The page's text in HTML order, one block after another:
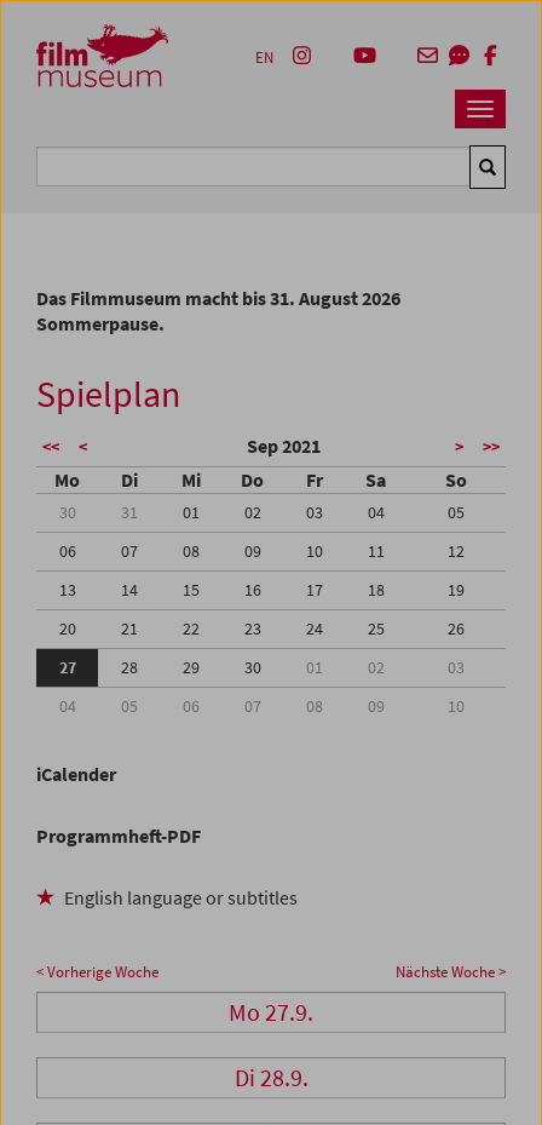
Zum Inhalt
Zum Hauptmenü
Zur Servicenavigation
Zum Suche
Navbar
EN
Das Filmmuseum macht bis 31. August 2026
Sommerpause.
Spielplan
<< < Sep 2021 > >>
Mo Di Mi Do Fr Sa So
30 31 01 02 03 04
05
06
07 08 09 10 11
12
13
14 15 16 17 18
19
20
21 22 23 24 25
26
27
28 29 30 01 02
03
04
05 06 07 08 09 10
iCalender
Programmheft-PDF
English language or subtitles
< Vorherige Woche Nächste Woche >
Mo 27.9.
Di 28.9.